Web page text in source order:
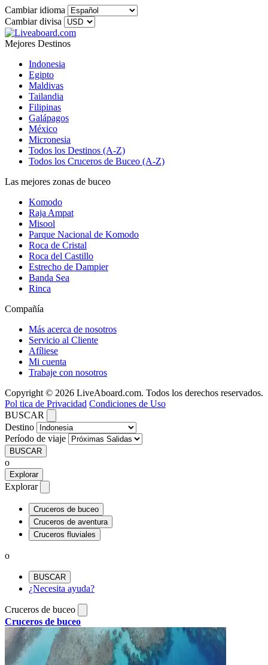
Cambiar idioma
Cambiar divisa
Mejores Destinos
Indonesia
Egipto
Maldivas
Tailandia
Filipinas
Galápagos
México
Micronesia
Todos los Destinos (A-Z)
Todos los Cruceros de Buceo (A-Z)
Las mejores zonas de buceo
Komodo
Raja Ampat
Misool
Parque Nacional de Komodo
Roca de Cristal
Roca del Castillo
Estrecho de Dampier
Banda Sea
Rinca
Compañía
Más acerca de nosotros
Servicio al Cliente
Afíliese
Mi cuenta
Trabaje con nosotros
Copyright © 2026 LiveAboard.com. Todos los derechos reservados.
Pol tica de Privacidad Condiciones de Uso
BUSCAR
Destino
Período de viaje
BUSCAR
o
Explorar
Explorar
Cruceros de buceo
Cruceros de aventura
Cruceros fluviales
o
BUSCAR
¿Necesita ayuda?
Cruceros de buceo
Cruceros de buceo